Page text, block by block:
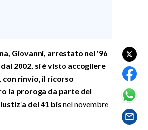
Giovanni, arrestato nel '96
2002, si è visto accogliere
con rinvio, il ricorso
la proroga da parte del
del 41 bis nel novembre